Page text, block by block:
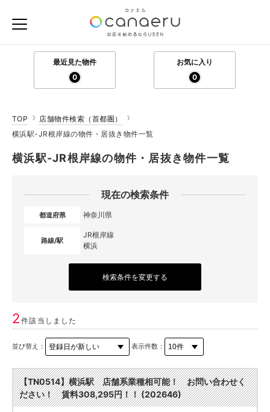
最近見た物件
0
お気に入り
0
TOP
店舗物件検索（首都圏）
横浜駅-JR根岸線の物件・居抜き物件一覧
横浜駅-JR根岸線の物件・居抜き物件一覧
現在の検索条件
都道府県 神奈川県
路線/駅
JR根岸線
横浜
検索条件を変更する
2件該当しました
並び替え： 表示件数：
【TN0514】横浜駅 店舗系業種相可能！ お問い合わせく
ださい！ 賃料308,295円！！ (202646)